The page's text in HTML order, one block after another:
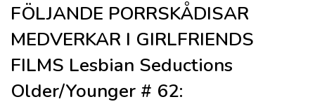
FÖLJANDE PORRSKÅDISAR
MEDVERKAR I GIRLFRIENDS
FILMS Lesbian Seductions
Older/Younger # 62: